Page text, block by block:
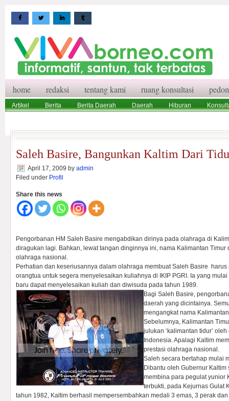
home redaksi tentang kami ruang konsultasi
Artikel Berita Berita Daerah Daerah Hiburan
Saleh Basire, Bangunkan Kaltim Dari
April 17, 2009 by admin
Filed under Profil
Share this news
Pengorbanan HM Saleh Basire mengabdikan dirinya pada olahraga di
diragukan lagi. Bahkan, lewat tangan dinginnya ini, nama Kalimantan Timur
olahraga nasional.
Perhatian dan keseriusannya dalam olahraga membuat Saleh Basire
orangtua untuk segera menyelesaikan kuliahnya di IKIP PGRI. Ia yang
baru dapat menyelesaikan kuliah dan diwisuda pada tahun 1989.
Bagi Saleh Basire,
daerah yang dicintainya.
mengangkat nama
Sebelumnya, Kalimantan
julukan ‘kalimantan tidur’
Indonesia. Apalagi Kaltim
prestasi olahraga nasional.
Saleh secara bertahap mulai
Dibantu oleh Gubernur Kaltim
membina para pegulat yunior
terbukti, pada Kejurnas Gulat
tahun 1982, Kaltim berhasil mempersembahkan medali 3 emas, 3 perak